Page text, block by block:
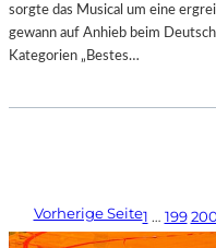
sorgte das Musical um eine
gewann auf Anhieb beim
Kategorien „Bestes…
Vorherige Seite1 … 199 200